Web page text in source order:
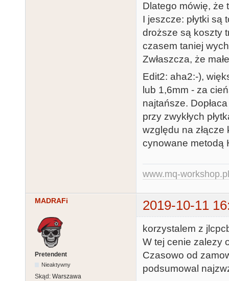
Dlatego mówię, że
I jeszcze: płytki są
droższe są koszty
czasem taniej
Zwłaszcza, że
Edit2: aha2:-),
lub 1,6mm - za
najtańsze.
przy zwykłych
względu na
cynowane metodą
www.mq-workshop.pl
MADRAFi 2019-10-11
Pretendent
Nieaktywny
Skąd: Warszawa
korzystalem z
W tej cenie zalezy
Czasowo od
podsumowal